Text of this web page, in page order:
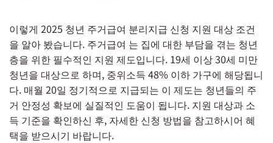
이렇게 2025 청년 주거급여 분리지급 신청 지원 대상 조건
을 알아 봤습니다. 주거급여 는 집에 대한 부담을 겪는 청년
층을 위한 필수적인 지원 제도입니다. 19세 이상 30세 미만
청년을 대상으로 하며, 중위소득 48% 이하 가구에 해당됩니
다. 매월 20일 정기적으로 지급되는 이 제도는 청년들의 주
거 안정성 확보에 실질적인 도움이 됩니다. 지원 대상과 소
득 기준을 확인하신 후, 자세한 신청 방법을 참고하시어 혜
택을 받으시기 바랍니다.